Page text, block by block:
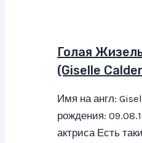
Голая
(Giselle
Имя на англ:
рождения:
актриса Есть